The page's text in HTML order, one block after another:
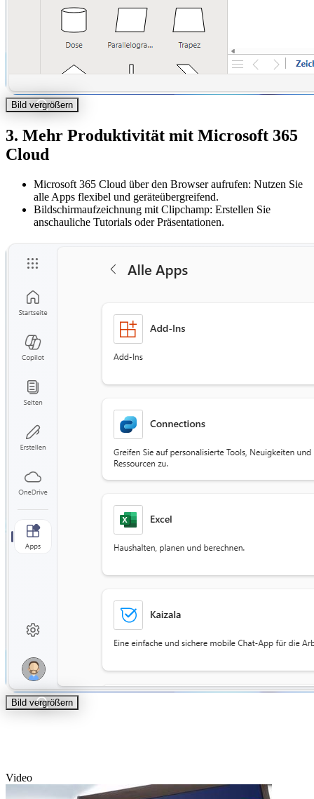
Bild vergrößern
3. Mehr Produktivität mit Microsoft 365
Cloud
Microsoft 365 Cloud über den Browser aufrufen: Nutzen Sie
alle Apps flexibel und geräteübergreifend.
Bildschirmaufzeichnung mit Clipchamp: Erstellen Sie
anschauliche Tutorials oder Präsentationen.
Bild vergrößern
Video